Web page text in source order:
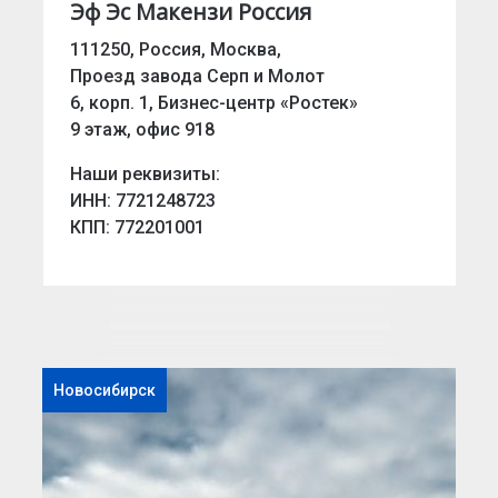
Эф Эс Макензи Россия
111250, Россия, Москва,
Проезд завода Серп и Молот
6, корп. 1, Бизнес-центр «Ростек»
9 этаж, офис 918
Наши реквизиты:
ИНН: 7721248723
КПП: 772201001
Новосибирск